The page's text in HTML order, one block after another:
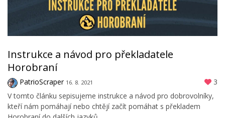
Instrukce a návod pro překladatele
Horobraní
PatrioScraper 16. 8. 2021
3
V tomto článku sepisujeme instrukce a návod pro dobrovolníky,
kteří nám pomáhají nebo chtějí začít pomáhat s překladem